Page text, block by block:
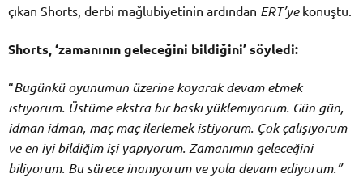
çıkan Shorts, derbi mağlubiyetinin ardından ERT’ye konuştu.
Shorts, ‘zamanının geleceğini bildiğini’ söyledi:
“Bugünkü oyunumun üzerine koyarak devam etmek
istiyorum. Üstüme ekstra bir baskı yüklemiyorum. Gün gün,
idman idman, maç maç ilerlemek istiyorum. Çok çalışıyorum
ve en iyi bildiğim işi yapıyorum. Zamanımın geleceğini
biliyorum. Bu sürece inanıyorum ve yola devam ediyorum.”